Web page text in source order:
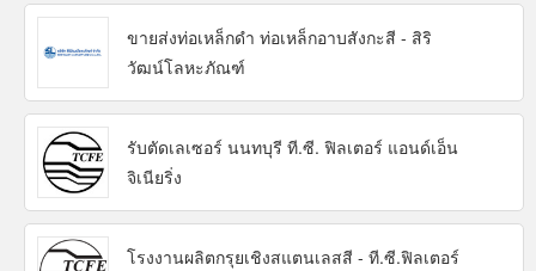
ขายส่งท่อเหล็กดำ ท่อเหล็กอาบสังกะสี - สิริ
วัฒน์โลหะภัณฑ์
รับตัดเลเซอร์ นนทบุรี ที.ซี. ฟิลเตอร์ แอนด์เอ็น
จิเนียริ่ง
โรงงานผลิตกรุยเชิงสแตนเลสสี - ที.ซี.ฟิลเตอร์